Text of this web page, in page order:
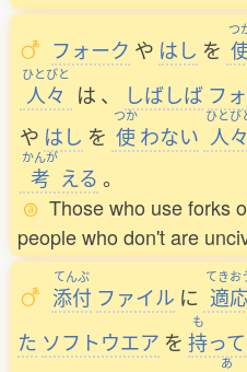
フォーク や はし を
つ
ひとびと
人々 は 、 しばしば フ
や はし を
つか
使わない
ひとび
人々
かんが
考 える 。
Those who use forks
people who don't are
てんぷ
添付 ファイル に
てきお
適
た ソフトウエア を
も
持っ
あ